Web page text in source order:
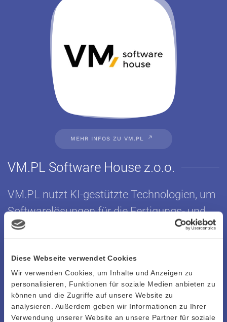
Diese Webseite verwendet Cookies
Wir verwenden Cookies, um Inhalte und Anzeigen zu
personalisieren, Funktionen für soziale Medien anbieten zu
können und die Zugriffe auf unsere Website zu
analysieren. Außerdem geben wir Informationen zu Ihrer
Verwendung unserer Website an unsere Partner für soziale
VM.PL Software House z.o.o.
VM.PL nutzt KI-gestützte Technologien, um
Softwarelösungen für die Fertigungs- und
Logistikbranche bereitzustellen. Dabei liegt
Softwaresystemen, Maschinen und
moderner Automatisierung, um Prozesse zu
optimieren, die Effizienz zu steigern und
smartere Entscheidungen zu ermöglichen.
MEHR INFOS ZU VM.PL